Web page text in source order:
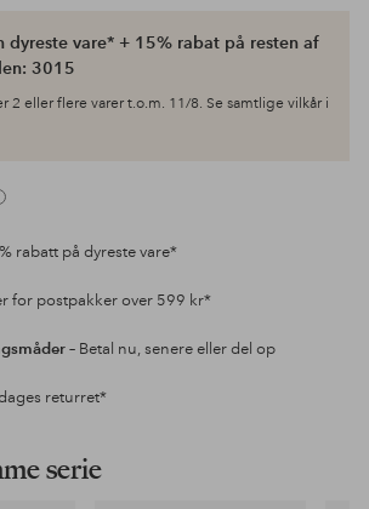
dyreste vare* + 15% rabat på resten af
3015
2 eller flere varer t.o.m. 11/8. Se samtlige vilkår i
rabatt på dyreste vare*
for postpakker over 599 kr*
– Betal nu, senere eller del op
returret*
serie